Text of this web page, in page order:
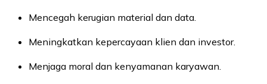
Mencegah kerugian material dan data.
Meningkatkan kepercayaan klien dan investor.
Menjaga moral dan kenyamanan karyawan.